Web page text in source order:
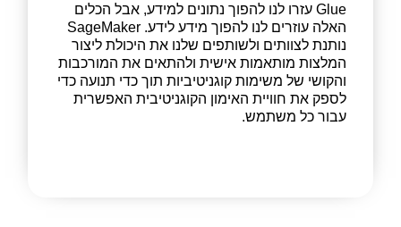
Glue עזרו לנו להפוך נתונים למידע, אבל הכלים
האלה עוזרים לנו להפוך מידע לידע. SageMaker
נותנת לצוותים ולשותפים שלנו את היכולת ליצור
המלצות מותאמות אישית ולהתאים את המורכבות
והקושי של משימות קוגניטיביות תוך כדי תנועה כדי
לספק את חוויית האימון הקוגניטיבית האפשרית
עבור כל משתמש.